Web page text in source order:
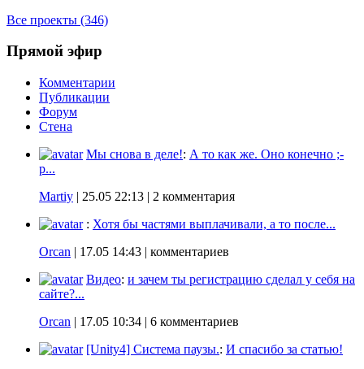
Все проекты (346)
Прямой эфир
Комментарии
Публикации
Форум
Стена
Мы снова в деле!: А то как же. Оно конечно ;-
p...
Martiy | 25.05 22:13 | 2 комментария
: Хотя бы частями выплачивали, а то после...
Orcan | 17.05 14:43 | комментариев
Видео: и зачем ты регистрацию сделал у себя на
сайте?...
Orcan | 17.05 10:34 | 6 комментариев
[Unity4] Система паузы.: И спасибо за статью!